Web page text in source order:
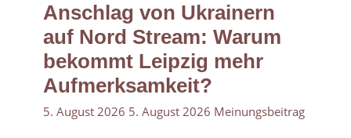
Anschlag von Ukrainern
auf Nord Stream: Warum
bekommt Leipzig mehr
Aufmerksamkeit?
5. August 2026 5. August 2026 Meinungsbeitrag